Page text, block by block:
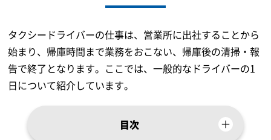
タクシードライバーの仕事は、営業所に出社することから
始まり、帰庫時間まで業務をおこない、帰庫後の清掃・報
告で終了となります。ここでは、一般的なドライバーの1
日について紹介しています。
目次